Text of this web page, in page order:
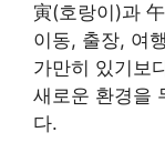
寅(호랑이)과
이동, 출장, 여
가만히 있기보
새로운 환경을
다.